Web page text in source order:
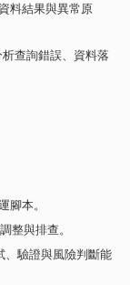
料結果與異常原
查詢錯誤、資料落
腳本。
整與排查。
、驗證與風險判斷能